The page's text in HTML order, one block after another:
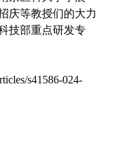
庆等教授们的大力
技部重点研发专
s41586-024-